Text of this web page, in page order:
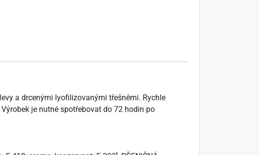
a drcenými lyofilizovanými třešněmi. Rychle
je nutné spotřebovat do 72 hodin po